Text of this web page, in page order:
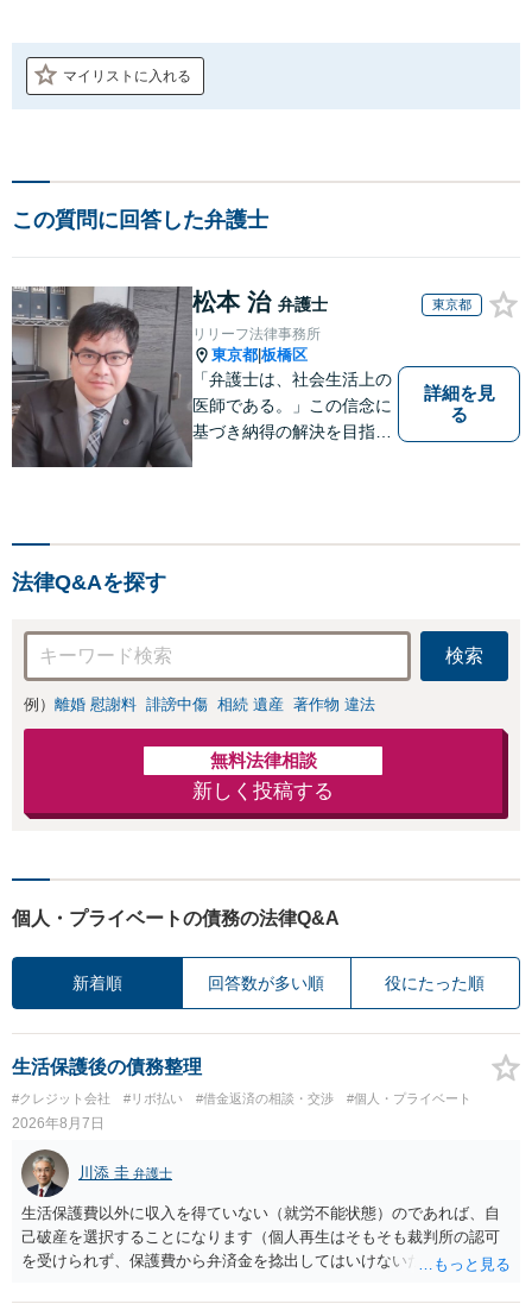
マイリストに入れる
この質問に回答した弁護士
松本 治 弁護士 東京都
リリーフ法律事務所
東京都 板橋区
「弁護士は、社会生活上の
医師である。」この信念に
基づき納得の解決を目指し
詳細を見
る
法律Q&Aを探す
検索
例） 離婚 慰謝料 誹謗中傷 相続 遺産 著作物 違法
無料法律相談
新しく投稿する
個人・プライベートの債務の法律Q&A
新着順 回答数が多い順 役にたった順
生活保護後の債務整理
#クレジット会社 #リボ払い #借金返済の相談・交渉 #個人・プライベート
2026年8月7日
川添 圭 弁護士
生活保護費以外に収入を得ていない（就労不能状態）のであれば、自
己破産を選択することになります（個人再生はそもそも裁判所の認可
を受けられず、保護費から弁済金を捻出してはいけないため任意整理